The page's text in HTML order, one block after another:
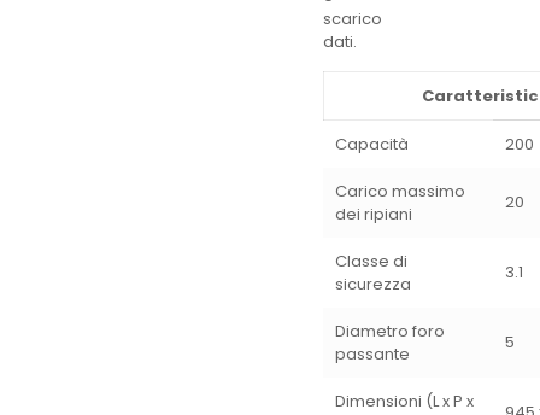
scarico
dati.
Capacità 200
Carico massimo
dei ripiani
20
Classe di
sicurezza
3.1
Diametro foro
passante
5
Dimensioni (L x P x